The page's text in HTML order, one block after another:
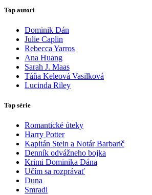
Top autori
Dominik Dán
Julie Caplin
Rebecca Yarros
Ana Huang
Sarah J. Maas
Táňa Keleová Vasilková
Lucinda Riley
Top série
Romantické úteky
Harry Potter
Kapitán Stein a Notár Barbarič
Denník odvážneho bojka
Krimi Dominika Dána
Učím sa rozprávať
Duna
Smradi